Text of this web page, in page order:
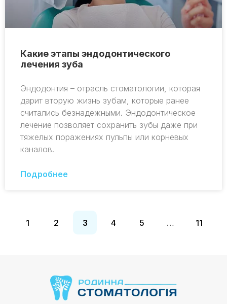
Какие этапы эндодонтического
лечения зуба
Эндодонтия – отрасль стоматологии, которая
дарит вторую жизнь зубам, которые ранее
считались безнадежными. Эндодонтическое
лечение позволяет сохранить зубы даже при
тяжелых поражениях пульпы или корневых
каналов.
Подробнее
1 2 3 4 5 … 11